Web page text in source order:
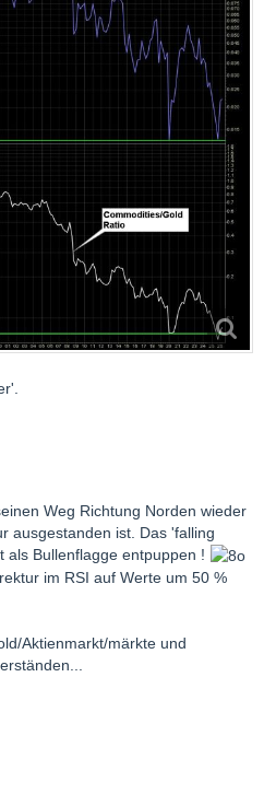
Weg Richtung Norden wieder
ausgestanden ist. Das 'falling
als Bullenflagge entpuppen !
im RSI auf Werte um 50 %
Aktienmarkt/märkte und